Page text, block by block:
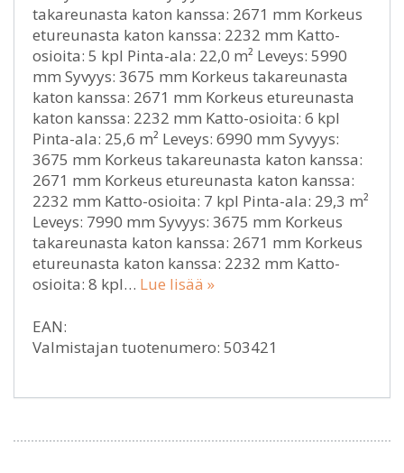
takareunasta katon kanssa: 2671 mm Korkeus
etureunasta katon kanssa: 2232 mm Katto-
osioita: 5 kpl Pinta-ala: 22,0 m² Leveys: 5990
mm Syvyys: 3675 mm Korkeus takareunasta
katon kanssa: 2671 mm Korkeus etureunasta
katon kanssa: 2232 mm Katto-osioita: 6 kpl
Pinta-ala: 25,6 m² Leveys: 6990 mm Syvyys:
3675 mm Korkeus takareunasta katon kanssa:
2671 mm Korkeus etureunasta katon kanssa:
2232 mm Katto-osioita: 7 kpl Pinta-ala: 29,3 m²
Leveys: 7990 mm Syvyys: 3675 mm Korkeus
takareunasta katon kanssa: 2671 mm Korkeus
etureunasta katon kanssa: 2232 mm Katto-
osioita: 8 kpl… Lue lisää »
EAN:
Valmistajan tuotenumero: 503421